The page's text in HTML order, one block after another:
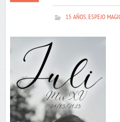
15 AÑOS,ESPEJO